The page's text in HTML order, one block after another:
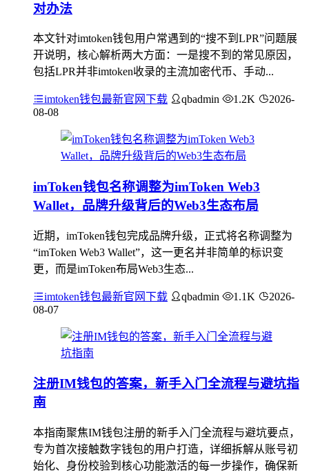
对办法
本文针对imtoken钱包用户常遇到的“搜不到LPR”问题展
开说明，核心解析两大方面：一是搜不到的常见原因，
包括LPR并非imtoken收录的主流加密代币、手动...
imtoken钱包最新官网下载 qbadmin 1.2K
2026-
08-08
imToken钱包名称调整为imToken Web3
Wallet，品牌升级背后的Web3生态布局
近期，imToken钱包完成品牌升级，正式将名称调整为
“imToken Web3 Wallet”，这一更名并非简单的标识变
更，而是imToken布局Web3生态...
imtoken钱包最新官网下载 qbadmin 1.1K
2026-
08-07
注册IM钱包的答案，新手入门全流程与避坑指
南
本指南聚焦IM钱包注册的新手入门全流程与避坑要点，
专为首次接触数字钱包的用户打造，详细拆解从账号初
始化、身份校验到核心功能激活的每一步操作，确保新